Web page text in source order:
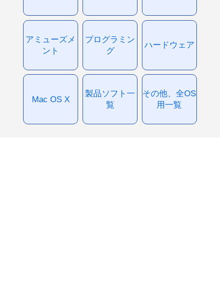
アミューズメ
ント
プログラミン
グ
ハードウェア
Mac OS X
製品ソフト一
覧
その他、全OS
用一覧